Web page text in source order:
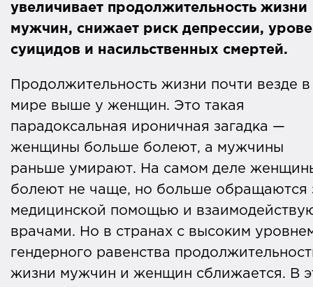
увеличивает продолжительность жизни
мужчин, снижает риск депрессии,
суицидов и насильственных смертей.
Продолжительность жизни почти везде в
мире выше у женщин. Это такая
парадоксальная ироничная загадка —
женщины больше болеют, а мужчины
раньше умирают. На самом деле
болеют не чаще, но больше обращаются
медицинской помощью и
врачами. Но в странах с высоким
гендерного равенства
жизни мужчин и женщин сближается. В